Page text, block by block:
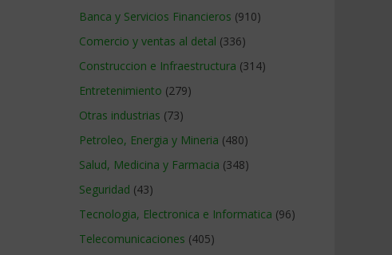
Banca y Servicios Financieros (910)
Comercio y ventas al detal (336)
Construccion e Infraestructura (314)
Entretenimiento (279)
Otras industrias (73)
Petroleo, Energia y Mineria (480)
Salud, Medicina y Farmacia (348)
Seguridad (43)
Tecnologia, Electronica e Informatica (96)
Telecomunicaciones (405)